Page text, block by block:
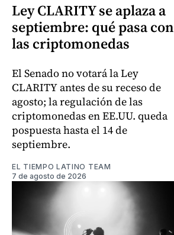
Ley CLARITY se aplaza a
septiembre: qué pasa con
las criptomonedas
El Senado no votará la Ley
CLARITY antes de su receso de
agosto; la regulación de las
criptomonedas en EE.UU. queda
pospuesta hasta el 14 de
septiembre.
EL TIEMPO LATINO TEAM
7 de agosto de 2026